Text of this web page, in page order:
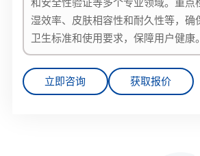
和安全性验证等多个专业领域。重点
湿效率、皮肤相容性和耐久性等，确
卫生标准和使用要求，保障用户健康。
立即咨询 获取报价